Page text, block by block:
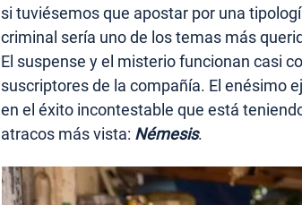
si tuviésemos que apostar por una
criminal sería uno de los temas más
El suspense y el misterio funcionan casi
suscriptores de la compañía. El enésimo
en el éxito incontestable que está
atracos más vista: Némesis.